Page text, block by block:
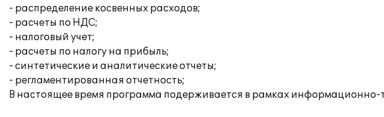
- распределение косвенных расходов;
- расчеты по НДС;
- налоговый учет;
- расчеты по налогу на прибыль;
- синтетические и аналитические отчеты;
- регламентированная отчетность;
В настоящее время программа подерживается в рамках информационно-